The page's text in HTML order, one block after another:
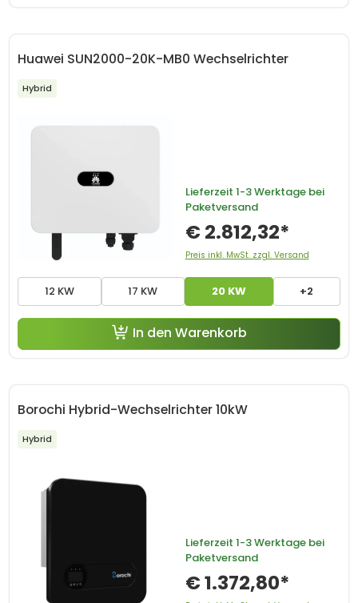
Huawei SUN2000-20K-MB0 Wechselrichter
Hybrid
12 KW 17 KW 20 KW +2
Lieferzeit 1-3 Werktage bei
Paketversand
€ 2.812,32*
Preis inkl. MwSt. zzgl. Versand
In den Warenkorb
Borochi Hybrid-Wechselrichter 10kW
Hybrid
Lieferzeit 1-3 Werktage bei
Paketversand
€ 1.372,80*